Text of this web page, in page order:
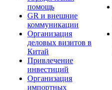
помощь
GR и внешние
коммуникации
Организация
деловых визитов в
Китай
Привлечение
инвестиций
Организация
импортных